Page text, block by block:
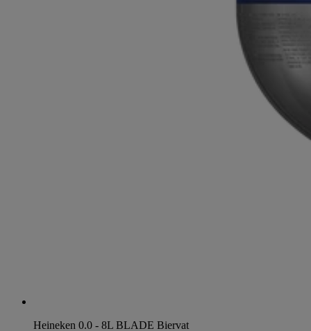
Heineken 0.0 - 8L BLADE Biervat